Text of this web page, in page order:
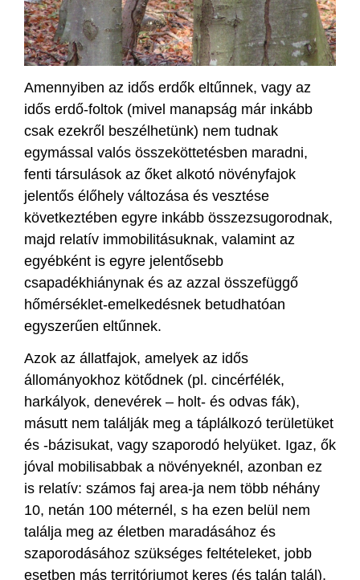
Amennyiben az idős erdők eltűnnek, vagy az
idős erdő-foltok (mivel manapság már inkább
csak ezekről beszélhetünk) nem tudnak
egymással valós összeköttetésben maradni,
fenti társulások az őket alkotó növényfajok
jelentős élőhely változása és vesztése
következtében egyre inkább összezsugorodnak,
majd relatív immobilitásuknak, valamint az
egyébként is egyre jelentősebb
csapadékhiánynak és az azzal összefüggő
hőmérséklet-emelkedésnek betudhatóan
egyszerűen eltűnnek.
Azok az állatfajok, amelyek az idős
állományokhoz kötődnek (pl. cincérfélék,
harkályok, denevérek – holt- és odvas fák),
másutt nem találják meg a táplálkozó területüket
és -bázisukat, vagy szaporodó helyüket. Igaz, ők
jóval mobilisabbak a növényeknél, azonban ez
is relatív: számos faj area-ja nem több néhány
10, netán 100 méternél, s ha ezen belül nem
találja meg az életben maradásához és
szaporodásához szükséges feltételeket, jobb
esetben más territóriumot keres (és talán talál),